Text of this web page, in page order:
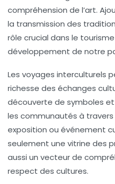
compréhension de l’art.
la transmission des
rôle crucial dans le
développement de notre
Les voyages interculturels
richesse des échanges
découverte de symboles
les communautés à travers
exposition ou événement
seulement une vitrine des
aussi un vecteur de
respect des cultures.